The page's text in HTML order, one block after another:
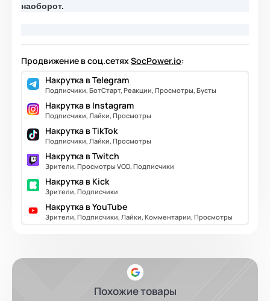
наоборот.
Продвижение в соц.сетяхSocPower.io:
Накрутка в Telegram
Подписчики, БотСтарт, Реакции, Просмотры, Бусты
Накрутка в Instagram
Подписчики, Лайки, Просмотры
Накрутка в TikTok
Подписчики, Лайки, Просмотры
Накрутка в Twitch
Зрители, Просмотры VOD, Подписчики
Накрутка в Kick
Зрители, Подписчики
Накрутка в YouTube
Зрители, Подписчики, Лайки, Комментарии, Просмотры
Похожие товары